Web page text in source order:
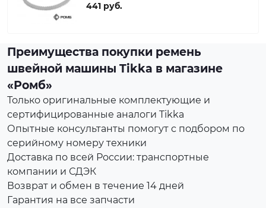
441 руб.
Преимущества покупки ремень
швейной машины Tikka в магазине
«Ромб»
Только оригинальные комплектующие и
сертифицированные аналоги Tikka
Опытные консультанты помогут с подбором по
серийному номеру техники
Доставка по всей России: транспортные
компании и СДЭК
Возврат и обмен в течение 14 дней
Гарантия на все запчасти